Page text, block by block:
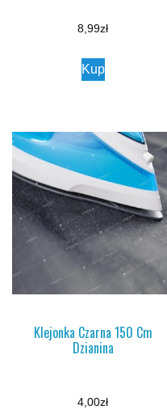
8,99zł
Kup
Klejonka Czarna 150 Cm
Dzianina
4,00zł